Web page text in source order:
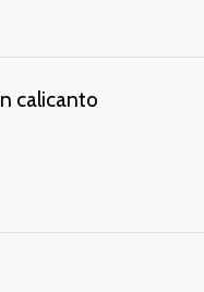
calicanto